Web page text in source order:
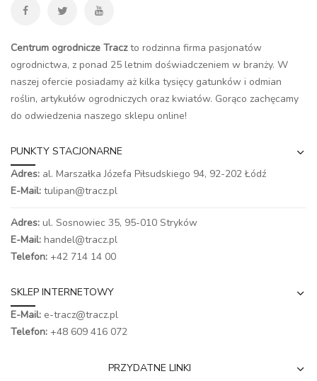
Centrum ogrodnicze Traczto rodzinna firma pasjonatów
ogrodnictwa, z ponad 25 letnim doświadczeniem w branży. W
naszej ofercie posiadamy aż kilka tysięcy gatunków i odmian
roślin, artykułów ogrodniczych oraz kwiatów. Gorąco zachęcamy
do odwiedzenia naszego sklepu online!
PUNKTY STACJONARNE
Adres: al. Marszałka Józefa Piłsudskiego 94, 92-202 Łódź
E-Mail: tulipan@tracz.pl
Adres: ul. Sosnowiec 35, 95-010 Stryków
E-Mail: handel@tracz.pl
Telefon: +42 714 14 00
SKLEP INTERNETOWY
E-Mail: e-tracz@tracz.pl
Telefon: +48 609 416 072
PRZYDATNE LINKI